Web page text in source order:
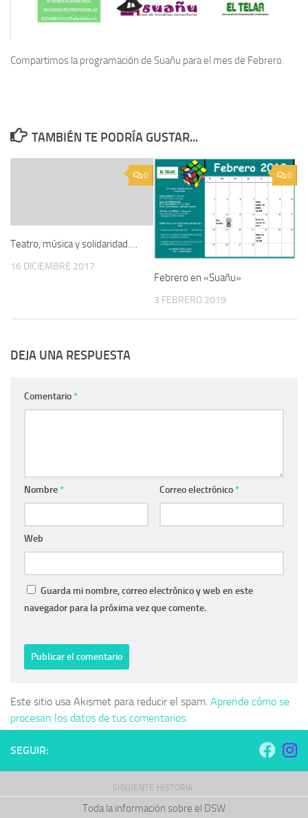
Compartimos la programación de Suañu para el mes de Febrero.
TAMBIÉN TE PODRÍA GUSTAR...
0
Teatro, música y solidaridad….
16 DICIEMBRE 2017
0
Febrero en «Suañu»
3 FEBRERO 2019
DEJA UNA RESPUESTA
Comentario*
Nombre* Correo electrónico*
Web
Guarda mi nombre, correo electrónico y web en este
navegador para la próxima vez que comente.
Este sitio usa Akismet para reducir el spam. Aprende cómo se
procesan los datos de tus comentarios.
SEGUIR:
SIGUIENTE HISTORIA
Toda la información sobre el DSW